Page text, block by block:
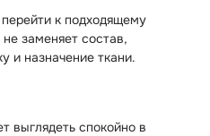
к подходящему
заменяет состав,
и назначение ткани.
выглядеть спокойно в